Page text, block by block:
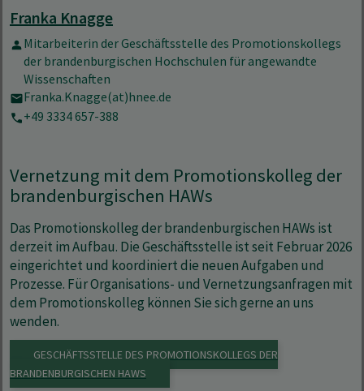
Franka Knagge
Mitarbeiterin der Geschäftsstelle des Promotionskollegs
der brandenburgischen Hochschulen für angewandte
Wissenschaften
Franka.Knagge(at)hnee.de
+49 3334 657-388
Vernetzung mit dem Promotionskolleg der
brandenburgischen HAWs
Das Promotionskolleg der brandenburgischen HAWs ist
derzeit im Aufbau. Die Geschäftsstelle ist seit Februar 2026
eingerichtet und koordiniert die neuen Aufgaben und
Prozesse. Für Organisations- und Vernetzungsanfragen mit
dem Promotionskolleg können Sie sich gerne an uns
wenden.
GESCHÄFTSSTELLE DES PROMOTIONSKOLLEGS DER
BRANDENBURGISCHEN HAWS